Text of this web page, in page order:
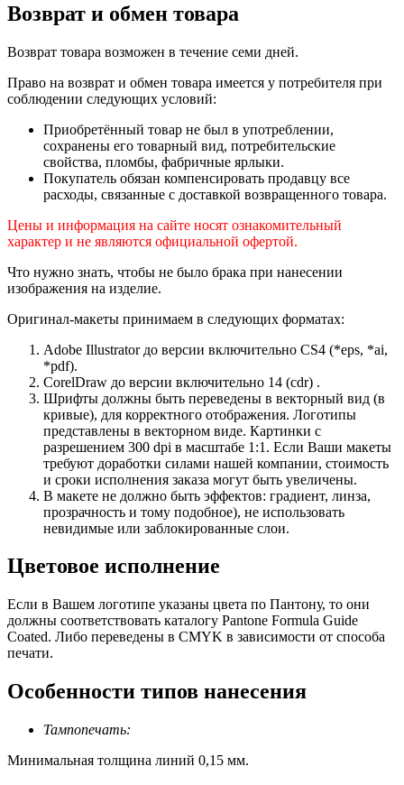
Возврат и обмен товара
Возврат товара возможен в течение семи дней.
Право на возврат и обмен товара имеется у потребителя при
соблюдении следующих условий:
Приобретённый товар не был в употреблении,
сохранены его товарный вид, потребительские
свойства, пломбы, фабричные ярлыки.
Покупатель обязан компенсировать продавцу все
расходы, связанные с доставкой возвращенного товара.
Цены и информация на сайте носят ознакомительный
характер и не являются официальной офертой.
Что нужно знать, чтобы не было брака при нанесении
изображения на изделие.
Оригинал-макеты принимаем в следующих форматах:
Adobe Illustrator до версии включительно CS4 (*eps, *ai,
*pdf).
CorelDraw до версии включительно 14 (cdr) .
Шрифты должны быть переведены в векторный вид (в
кривые), для корректного отображения. Логотипы
представлены в векторном виде. Картинки с
разрешением 300 dpi в масштабе 1:1. Если Ваши макеты
требуют доработки силами нашей компании, стоимость
и сроки исполнения заказа могут быть увеличены.
В макете не должно быть эффектов: градиент, линза,
прозрачность и тому подобное), не использовать
невидимые или заблокированные слои.
Цветовое исполнение
Если в Вашем логотипе указаны цвета по Пантону, то они
должны соответствовать каталогу Pantone Formula Guide
Coated. Либо переведены в CMYK в зависимости от способа
печати.
Особенности типов нанесения
Тампопечать:
Минимальная толщина линий 0,15 мм.